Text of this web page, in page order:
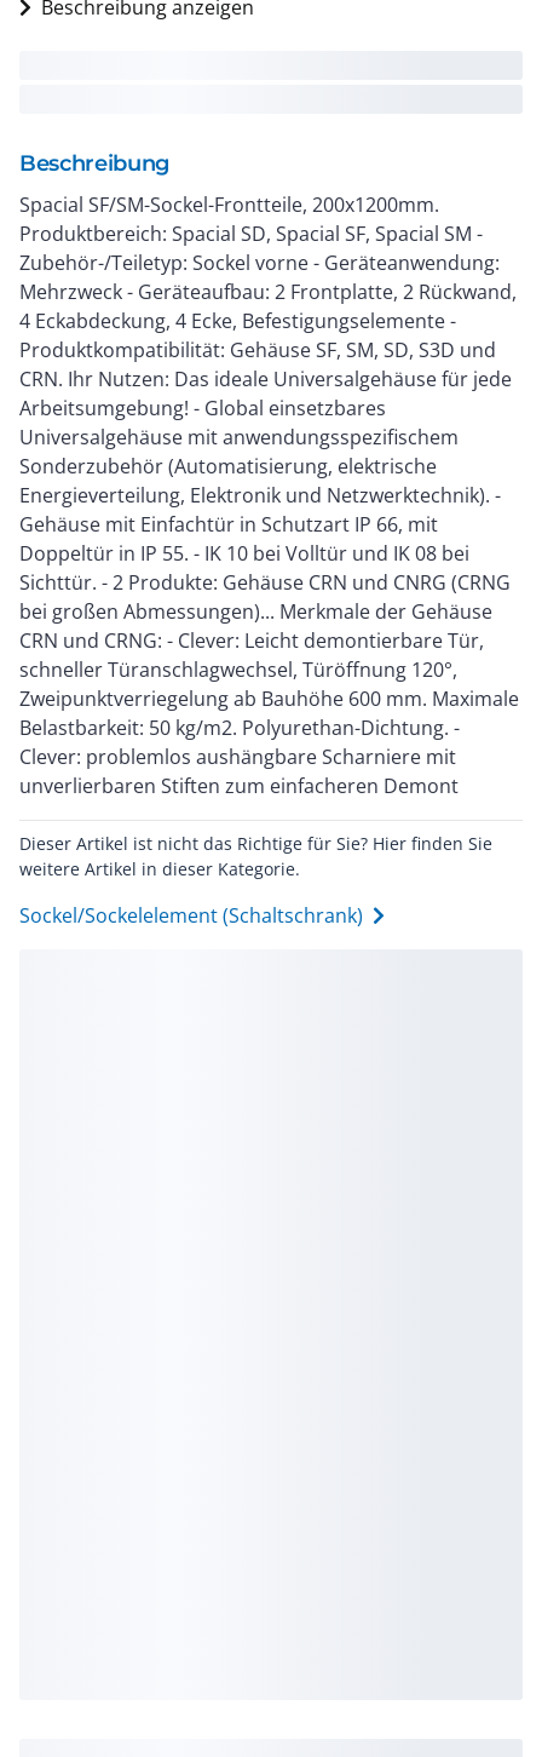
Beschreibung anzeigen
Beschreibung
Spacial SF/SM-Sockel-Frontteile, 200x1200mm.
Produktbereich: Spacial SD, Spacial SF, Spacial SM -
Zubehör-/Teiletyp: Sockel vorne - Geräteanwendung:
Mehrzweck - Geräteaufbau: 2 Frontplatte, 2 Rückwand,
4 Eckabdeckung, 4 Ecke, Befestigungselemente -
Produktkompatibilität: Gehäuse SF, SM, SD, S3D und
CRN. Ihr Nutzen: Das ideale Universalgehäuse für jede
Arbeitsumgebung! - Global einsetzbares
Universalgehäuse mit anwendungsspezifischem
Sonderzubehör (Automatisierung, elektrische
Energieverteilung, Elektronik und Netzwerktechnik). -
Gehäuse mit Einfachtür in Schutzart IP 66, mit
Doppeltür in IP 55. - IK 10 bei Volltür und IK 08 bei
Sichttür. - 2 Produkte: Gehäuse CRN und CNRG (CRNG
bei großen Abmessungen)... Merkmale der Gehäuse
CRN und CRNG: - Clever: Leicht demontierbare Tür,
schneller Türanschlagwechsel, Türöffnung 120°,
Zweipunktverriegelung ab Bauhöhe 600 mm. Maximale
Belastbarkeit: 50 kg/m2. Polyurethan-Dichtung. -
Clever: problemlos aushängbare Scharniere mit
unverlierbaren Stiften zum einfacheren Demont
Dieser Artikel ist nicht das Richtige für Sie? Hier finden Sie
weitere Artikel in dieser Kategorie.
Sockel/Sockelelement (Schaltschrank)